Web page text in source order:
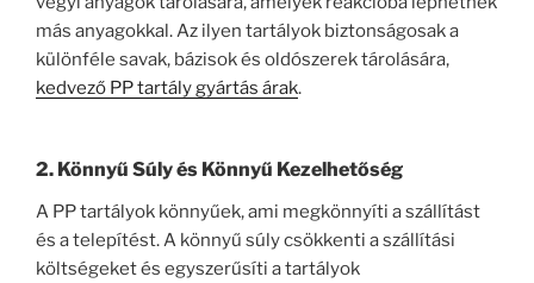
más anyagokkal. Az ilyen tartályok biztonságosak a
különféle savak, bázisok és oldószerek tárolására,
kedvező PP tartály gyártás árak.
2. Könnyű Súly és Könnyű Kezelhetőség
A PP tartályok könnyűek, ami megkönnyíti a szállítást
és a telepítést. A könnyű súly csökkenti a szállítási
költségeket és egyszerűsíti a tartályok